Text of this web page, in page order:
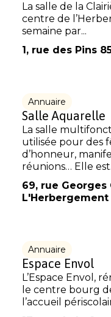
La salle de la
centre de
semaine par...
1, rue des Pins
Annuaire
Salle Aquarelle
La salle
utilisée pour des
d’honneur,
réunions… Elle
69, rue Georges
L'Herbergement
Annuaire
Espace Envol
L’Espace Envol,
le centre bourg
l’accueil